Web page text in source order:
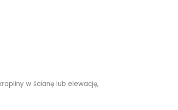
w ścianę lub elewację,